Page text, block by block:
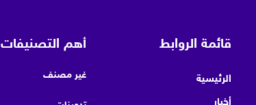
قائمة الروابط
الرئيسية
أهم التصنيفات
غير مصنف